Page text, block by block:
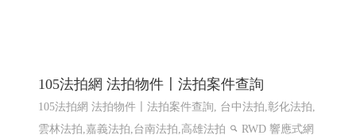
105法拍網 法拍物件〡法拍案件查詢
105法拍網 法拍物件〡法拍案件查詢, 台中法拍,彰化法拍,
雲林法拍,嘉義法拍,台南法拍,高雄法拍
RWD 響應式網